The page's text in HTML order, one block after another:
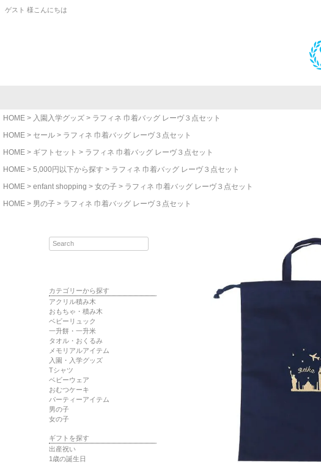
ゲスト 様こんにちは
HOME 入園入学グッズ
ラフィネ 巾着バッグ レーヴ３点セット
HOME
セール
ラフィネ 巾着バッグ レーヴ３点セット
HOME
ギフトセット
ラフィネ 巾着バッグ レーヴ３点セット
HOME
5,000円以下から探す
ラフィネ 巾着バッグ レーヴ３点セット
HOME
enfant shopping 女の子
ラフィネ 巾着バッグ レーヴ３点セット
HOME
男の子 ラフィネ 巾着バッグ レーヴ３点セット
カテゴリーから探す
アクリル積み木
おもちゃ・積み木
ベビーリュック
一升餅・一升米
タオル・おくるみ
メモリアルアイテム
入園・入学グッズ
Tシャツ
ベビーウェア
おむつケーキ
パーティーアイテム
男の子
女の子
ギフトを探す
出産祝い
1歳の誕生日